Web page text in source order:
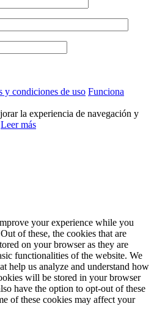
y condiciones de uso Funciona
la experiencia de navegación y
Leer más
your experience while you
of these, the cookies that are
on your browser as they are
functionalities of the website. We
help us analyze and understand how
will be stored in your browser
have the option to opt-out of these
of these cookies may affect your